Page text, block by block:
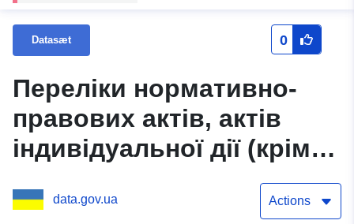
Datasæt 0
Переліки нормативно-
правових актів, актів
індивідуальної дії (крім
прийнятих
data.gov.ua Actions